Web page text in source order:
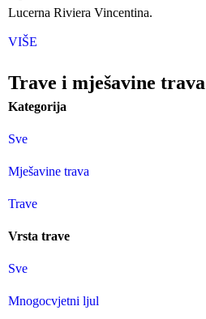
Lucerna Riviera Vincentina.
VIŠE
Trave i mješavine trava
Kategorija
Sve
Mješavine trava
Trave
Vrsta trave
Sve
Mnogocvjetni ljul